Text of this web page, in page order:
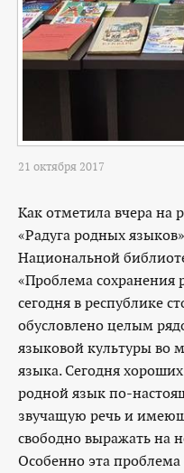
21 октября 2017
Как отметила вчера на
«Радуга родных
Национальной
«Проблема сохранения
сегодня в республике
обусловлено целым
языковой культуры во
языка. Сегодня
родной язык по-
звучащую речь и
свободно выражать на
Особенно эта проблема